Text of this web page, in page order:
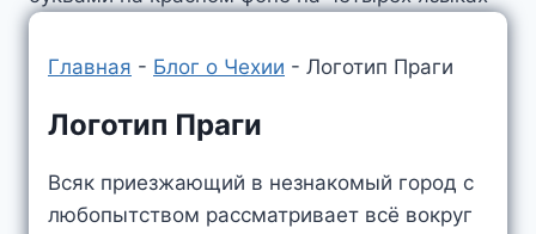
Главная - Блог о Чехии - Логотип Праги
Логотип Праги
Всяк приезжающий в незнакомый город с
любопытством рассматривает всё вокруг